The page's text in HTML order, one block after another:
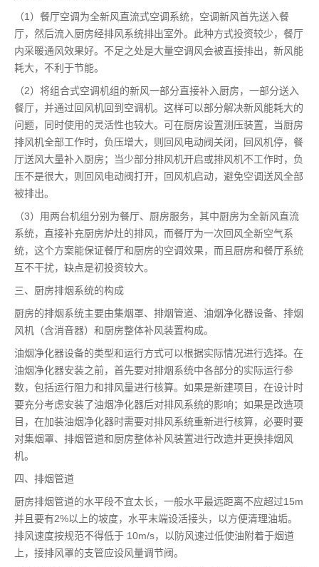
（1）餐厅空调为全新风直流式空调系统，空调新风首先送入餐
厅，然后流入厨房经排风系统排出室外。此种方式投资较少，餐厅
内采暖通风效果好。不足之处是大量空调风会被直接排出，新风能
耗大，不利于节能。
（2）将组合式空调机组的新风一部分直接补入厨房，一部分送入
餐厅，并通过回风机回到空调机。这样可以部分解决新风能耗大的
问题，同时使用的灵活性也较大。可在厨房设置测压装置，当厨房
排风机全部工作时，负压增大，则回风电动阀关闭，回风机停，餐
厅送风大量补入厨房；当少部分排风机开启或排风机不工作时，负
压不是很大，则回风电动阀打开，回风机启动，避免空调送风全部
被排出。
（3）用两台机组分别为餐厅、厨房服务，其中厨房为全新风直流
系统，直接补充厨房炉灶的排风，而餐厅为一次回风全新空气系
统，这个方案能保证餐厅和厨房的空调效果，而且厨房和餐厅系统
互不干扰，缺点是初投资较大。
三、厨房排烟系统的构成
厨房的排烟系统主要由集烟罩、排烟管道、油烟净化器设备、排烟
风机（含消音器）和厨房整体补风装置构成。
油烟净化器设备的类型和运行方式可以根据实际情况进行选择。在
油烟净化器安装之前，首先要对排烟系统中各部分的实际运行参
数，包括运行阻力和排风量进行核算。如果是新建项目，在设计时
要充分考虑安装了油烟净化器后对排风系统的影响；如果是改造项
目，在加装油烟净化器时需要对排风系统重新进行核算，必要时要
对集烟罩、排烟管道和厨房整体补风装置进行改造并更换排烟风
机。
四、排烟管道
厨房排烟管道的水平段不宜太长，一般水平最远距离不应超过15m
并且要有2%以上的坡度，水平末端设活接头，以方便清理油垢。
排风速度按规范不得低于 10m/s，以防风速过低使油附着于烟道
上，接排风罩的支管应设风量调节阀。